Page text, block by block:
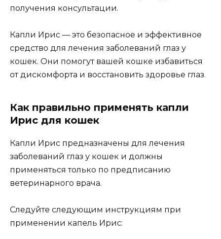
получения консультации.
Капли Ирис — это безопасное и эффективное
средство для лечения заболеваний глаз у
кошек. Они помогут вашей кошке избавиться
от дискомфорта и восстановить здоровье глаз.
Как правильно применять капли
Ирис для кошек
Капли Ирис предназначены для лечения
заболеваний глаз у кошек и должны
применяться только по предписанию
ветеринарного врача.
Следуйте следующим инструкциям при
применении капель Ирис: